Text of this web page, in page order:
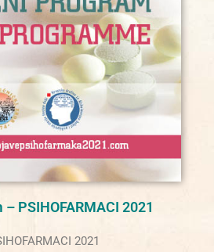
PSIHOFARMACI 2021
2021